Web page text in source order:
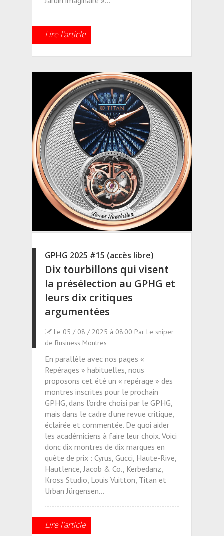
Lire l'article
GPHG 2025 #15 (accès libre)
Dix tourbillons qui visent
la présélection au GPHG et
leurs dix critiques
argumentées
Le 05 / 08 / 2025 à 08:00 Par Le sniper
de Business Montres
En parallèle avec nos pages «
Repérages » habituelles, nous
proposons cet été un « repérage » des
montres inscrites pour le prochain
GPHG, dans l’ordre choisi par le GPHG,
mais dans le cadre d’une revue critique,
éclairée et commentée. De quoi aider
les académiciens à faire leur choix. Voici
donc dix montres de dix marques en
quête de prix : Cyrus, Gucci, Haute-Rive,
Hautlence, Jacob & Co., Kerbedanz,
Kross Studio, Louis Vuitton, Titan et
Urban Jürgensen…
Lire l'article